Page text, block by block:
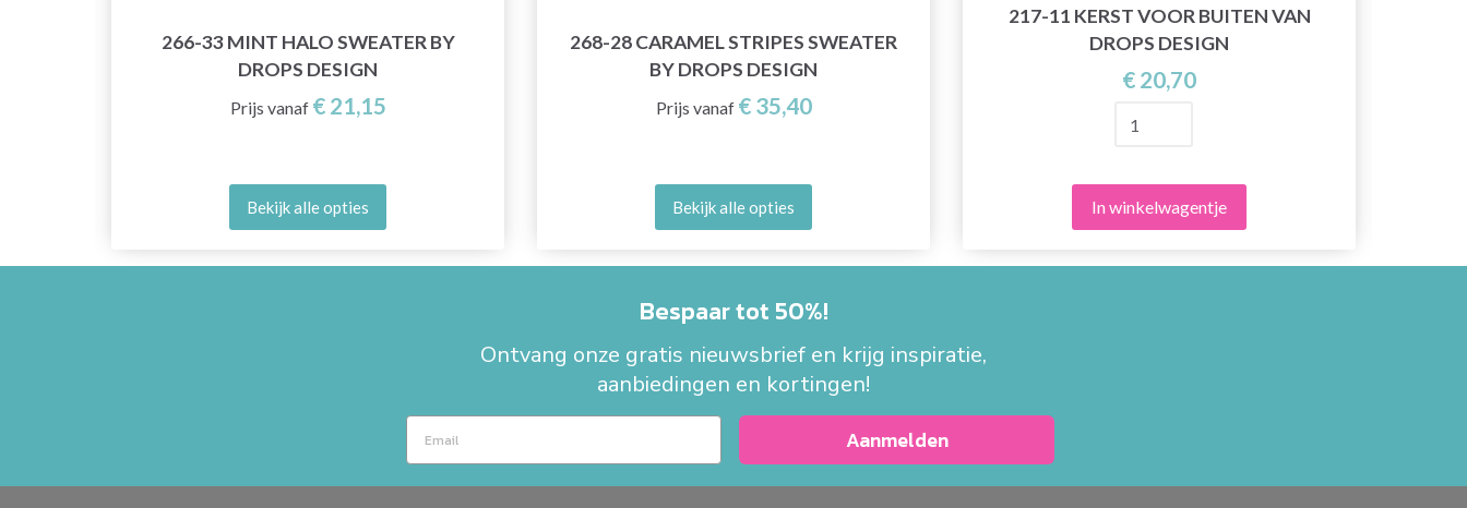
266-33 MINT HALO SWEATER BY
DROPS DESIGN
Prijs vanaf € 21,15
Bekijk alle opties
268-28 CARAMEL STRIPES SWEATER
BY DROPS DESIGN
Prijs vanaf € 35,40
Bekijk alle opties
217-11 KERST VOOR BUITEN VAN
DROPS DESIGN
€ 20,70
In winkelwagentje
Bespaar tot 50%!
Ontvang onze gratis nieuwsbrief en krijg inspiratie,
aanbiedingen en kortingen!
Aanmelden